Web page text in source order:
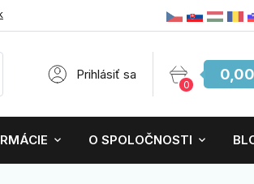
Prihlásiť sa
0
O SPOLOČNOSTI